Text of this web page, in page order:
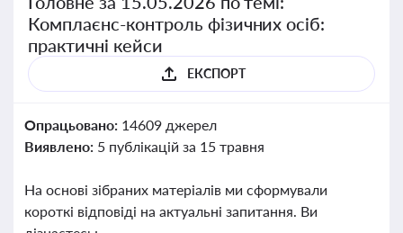
Комплаєнс-контроль фізичних осіб:
практичні кейси
ЕКСПОРТ
Опрацьовано: 14609 джерел
Виявлено: 5 публікацій за 15 травня
На основі зібраних матеріалів ми сформували
короткі відповіді на актуальні запитання. Ви